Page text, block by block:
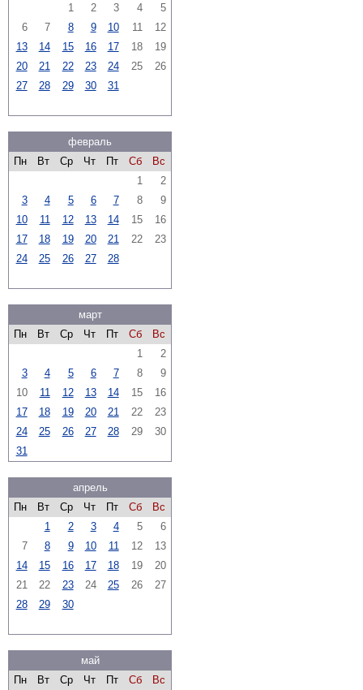
1
2 3 4
5
6
7 8 9 10 11
12
13
14 15 16 17 18
19
20
21 22 23 24 25
26
27
28 29 30 31
февраль
Пн
Вт Ср Чт Пт Сб
Вс
1
2
3
4 5 6 7 8
9
10
11 12 13 14 15
16
17
18 19 20 21 22
23
24
25 26 27 28
март
Пн
Вт Ср Чт Пт Сб
Вс
1
2
3
4 5 6 7 8
9
10
11 12 13 14 15
16
17
18 19 20 21 22
23
24
25 26 27 28 29
30
31
апрель
Пн
Вт Ср Чт Пт Сб
Вс
1
2 3 4 5
6
7
8 9 10 11 12
13
14
15 16 17 18 19
20
21
22 23 24 25 26
27
28
29 30
май
Пн
Вт Ср Чт Пт Сб
Вс